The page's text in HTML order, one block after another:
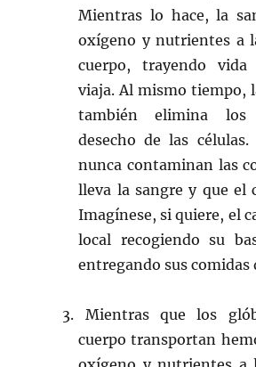
Mientras lo hace, la
oxígeno y nutrientes a
cuerpo, trayendo
viaja. Al mismo tiempo,
también elimina los
desecho de las células.
nunca contaminan las
lleva la sangre y que el
Imagínese, si quiere, el
local recogiendo su
entregando sus comidas
3. Mientras que los
cuerpo transportan